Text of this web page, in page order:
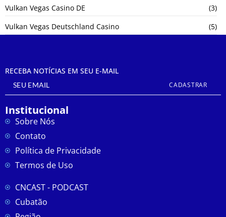
Vulkan Vegas Casino DE
(3)
Vulkan Vegas Deutschland Casino
(5)
RECEBA NOTÍCIAS EM SEU E-MAIL
CADASTRAR
Institucional
Sobre Nós
Contato
Política de Privacidade
Termos de Uso
CNCAST - PODCAST
Cubatão